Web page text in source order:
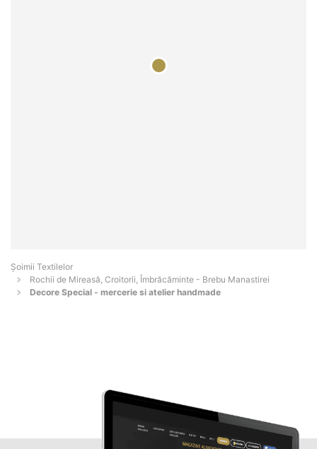
Șoimii Textilelor
Rochii de Mireasă, Croitorii, Îmbrăcăminte - Brebu Manastirei
Decore Special - mercerie si atelier handmade